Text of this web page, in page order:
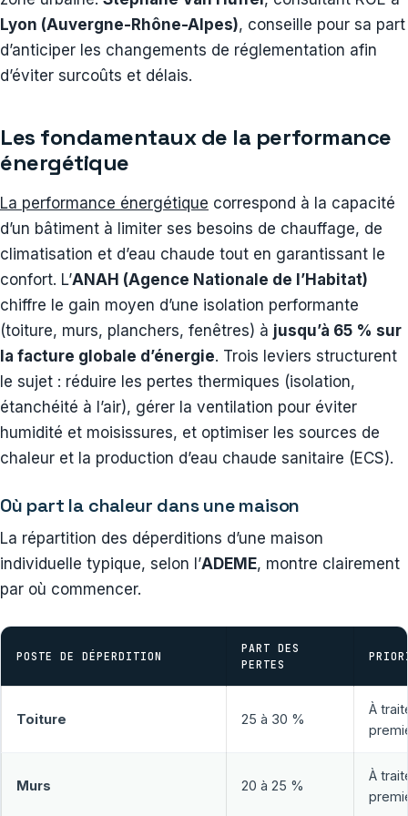
Lyon (Auvergne-Rhône-Alpes), conseille pour sa part
d’anticiper les changements de réglementation afin
d’éviter surcoûts et délais.
Les fondamentaux de la performance
énergétique
La performance énergétique correspond à la capacité
d’un bâtiment à limiter ses besoins de chauffage, de
climatisation et d’eau chaude tout en garantissant le
confort. L’ANAH (Agence Nationale de l’Habitat)
chiffre le gain moyen d’une isolation performante
(toiture, murs, planchers, fenêtres) à jusqu’à 65 % sur
la facture globale d’énergie. Trois leviers structurent
le sujet : réduire les pertes thermiques (isolation,
étanchéité à l’air), gérer la ventilation pour éviter
humidité et moisissures, et optimiser les sources de
chaleur et la production d’eau chaude sanitaire (ECS).
Où part la chaleur dans une maison
La répartition des déperditions d’une maison
individuelle typique, selon l’ADEME, montre clairement
par où commencer.
POSTE DE DÉPERDITION
PART DES
PERTES
Toiture 25 à 30 %
À
Murs 20 à 25 %
À